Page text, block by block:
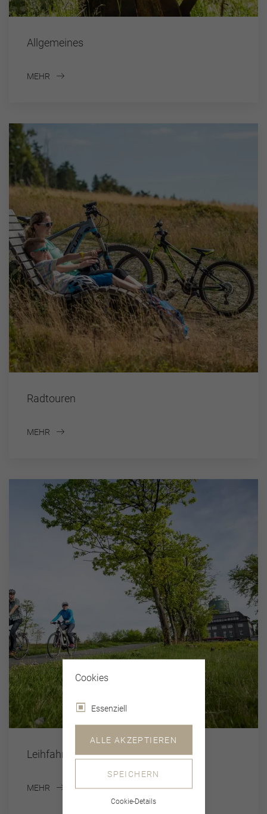
Allgemeines
MEHR
Radtouren
MEHR
Leihfahrräder
MEHR
Cookies
Essenziell
ALLE AKZEPTIEREN
SPEICHERN
Cookie-Details